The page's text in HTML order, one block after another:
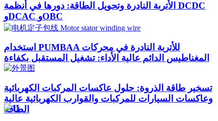
الأتربة النادرة وتحويل الطاقة: دورها في أنظمة DCDC
وDCAC وOBC
استخدام PUMBAA للأتربة النادرة في محركات
المغناطيس الدائم عالية الأداء: تشغيل المستقبل بكفاءة
تسخير طاقة الذروة: حلول عاكسات المركبات الكهربائية
وعاكسات السيارات للمركبات والقوارب الكهربائية عالية
الطاقة